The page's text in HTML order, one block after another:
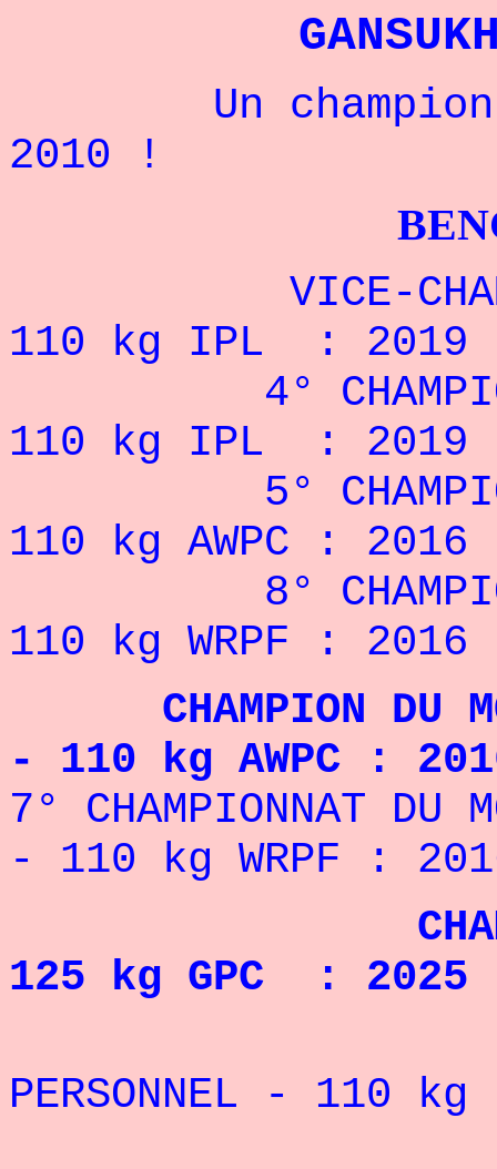
Un champion
2010 !
VICE-
110 kg IPL : 2019
4°
110 kg IPL : 2019
5°
110 kg AWPC :
8°
110 kg WRPF :
CHAMPION DU
- 110 kg AWPC :
7° CHAMPIONNAT DU
- 110 kg WRPF :
CHAMPION
125 kg GPC : 2025
PERSONNEL - 110